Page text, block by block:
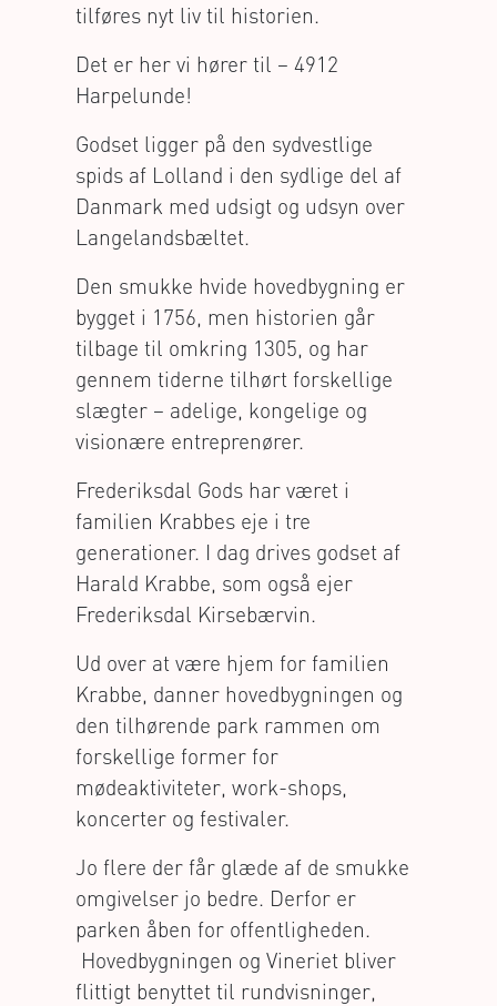
tilføres nyt liv til historien.
Det er her vi hører til – 4912
Harpelunde!
Godset ligger på den sydvestlige
spids af Lolland i den sydlige del af
Danmark med udsigt og udsyn over
Langelandsbæltet.
Den smukke hvide hovedbygning er
bygget i 1756, men historien går
tilbage til omkring 1305, og har
gennem tiderne tilhørt forskellige
slægter – adelige, kongelige og
visionære entreprenører.
Frederiksdal Gods har været i
familien Krabbes eje i tre
generationer. I dag drives godset af
Harald Krabbe, som også ejer
Frederiksdal Kirsebærvin.
Ud over at være hjem for familien
Krabbe, danner hovedbygningen og
den tilhørende park rammen om
forskellige former for
mødeaktiviteter, work-shops,
koncerter og festivaler.
Jo flere der får glæde af de smukke
omgivelser jo bedre. Derfor er
parken åben for offentligheden.
Hovedbygningen og Vineriet bliver
flittigt benyttet til rundvisninger,